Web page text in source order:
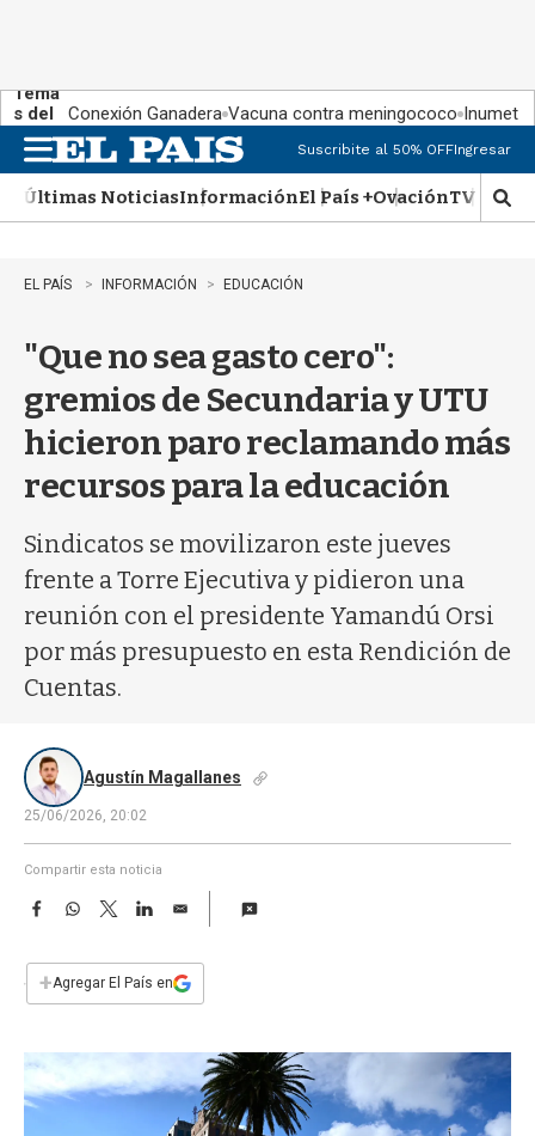
Tema
s del
día:
Conexión Ganadera Vacuna contra meningococo Inumet
n
u
Suscribite al 50% OFFIngresar
Últimas NoticiasInformaciónEl País +OvaciónTV Show
M
o
q
EL PAÍS INFORMACIÓN EDUCACIÓN
"Que no sea gasto cero":
gremios de Secundaria y UTU
hicieron paro reclamando más
recursos para la educación
Sindicatos se movilizaron este jueves
frente a Torre Ejecutiva y pidieron una
reunión con el presidente Yamandú Orsi
por más presupuesto en esta Rendición de
Cuentas.
Agustín Magallanes
25/06/2026, 20:02
Compartir esta noticia
F
e
b
k
W
s
T
w
t
L
E
i
l
+Agregar El País en